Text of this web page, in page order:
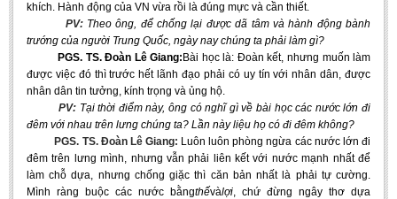
Vietnamese Literature
Foreign Literatures & Comparative Literature
Theater and Film
Culture - History - Philosophy
Education
BA, MA, PhD. Theses
CONFERENCE
khích. Hành động của VN vừa rồi là đúng mực và cần thiết.
PV:Theo ông, để chống lại được dã tâm và hành động bành
trướng của người Trung Quốc, ngày nay chúng ta phải làm gì?
PGS. TS. Đoàn Lê Giang: Bài học là: Đoàn kết, nhưng muốn làm
được việc đó thì trước hết lãnh đạo phải có uy tín với nhân dân, được
nhân dân tin tưởng, kính trọng và ủng hộ.
PV: Tại thời điểm này, ông có nghĩ gì về bài học các nước lớn đi
đêm với nhau trên lưng chúng ta? Lần này liệu họ có đi đêm không?
PGS. TS. Đoàn Lê Giang: Luôn luôn phòng ngừa các nước lớn đi
đêm trên lưng mình, nhưng vẫn phải liên kết với nước mạnh nhất để
làm chỗ dựa, nhưng chống giặc thì căn bản nhất là phải tự cường.
Mình ràng buộc các nước bằngthếvàlợi, chứ đừng ngây thơ dựa